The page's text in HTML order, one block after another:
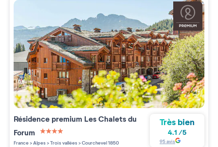
Résidence premium Les Chalets du
Forum
4 étoiles sur 5
France>Alpes>Trois vallées>Courchevel 1850
Très bien
4.1 /5
95avis